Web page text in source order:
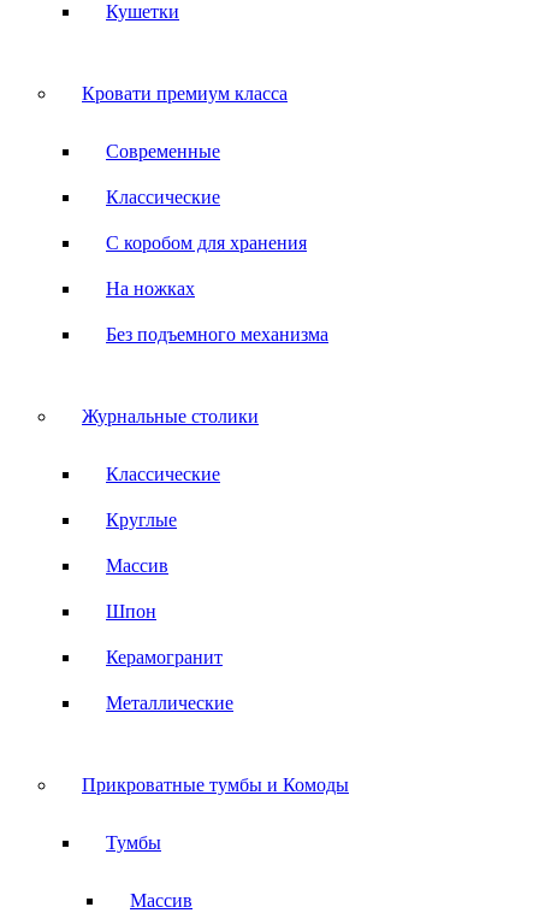
Кушетки
Кровати премиум класса
Современные
Классические
С коробом для хранения
На ножках
Без подъемного механизма
Журнальные столики
Классические
Круглые
Массив
Шпон
Керамогранит
Металлические
Прикроватные тумбы и Комоды
Тумбы
Массив